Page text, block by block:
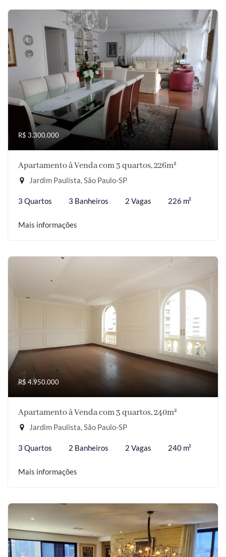
R$ 3.300.000
Apartamento à Venda com 3 quartos, 226m²
Jardim Paulista, São Paulo-SP
3 Quartos 3 Banheiros 2 Vagas 226 m²
Mais informações
R$ 4.950.000
Apartamento à Venda com 3 quartos, 240m²
Jardim Paulista, São Paulo-SP
3 Quartos 2 Banheiros 2 Vagas 240 m²
Mais informações